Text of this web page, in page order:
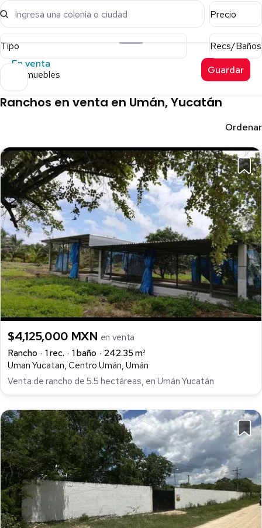
Ingresa una colonia o ciudad Precio
Tipo
Recs/Baños
En venta
9 inmuebles Guardar
Ranchos en venta en Umán, Yucatán
Ordenar
$4,125,000 MXN en venta
Rancho
1 rec. 1 baño
242.35 m²
Uman Yucatan, Centro Umán, Umán
Venta de rancho de 5.5 hectáreas, en Umán Yucatán